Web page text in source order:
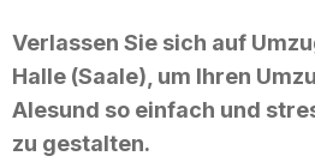
Verlassen Sie sich auf
Halle (Saale), um Ihren
Alesund so einfach und
zu gestalten.